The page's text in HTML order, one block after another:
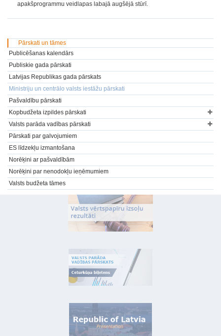
apakšprogrammu veidlapas labajā augšējā stūrī.
Pārskati un tāmes
Publicēšanas kalendārs
Publiskie gada pārskati
Latvijas Republikas gada pārskats
Ministriju un centrālo valsts iestāžu pārskati
Pašvaldību pārskati
Kopbudžeta izpildes pārskati
Valsts parāda vadības pārskati
Pārskati par galvojumiem
ES līdzekļu izmantošana
Norēķini ar pašvaldībām
Norēķini par nenodokļu ieņēmumiem
Valsts budžeta tāmes